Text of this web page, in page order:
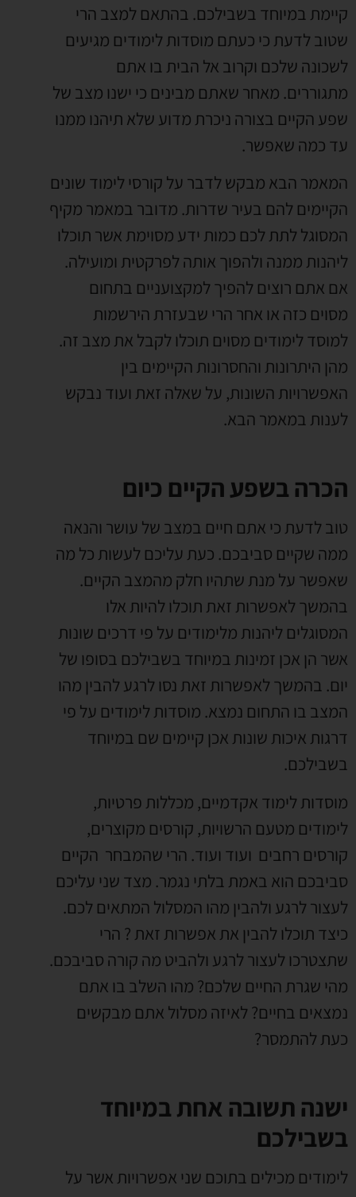
קיימת במיוחד בשבילכם. בהתאם למצב הרי
שטוב לדעת כי כעתם מוסדות לימודים מגיעים
לשכונה שלכם וקרוב אל הבית בו אתם
מתגוררים. מאחר שאתם מבינים כי ישנו מצב של
שפע הקיים בצורה ניכרת מדוע שלא תיהנו ממנו
עד כמה שאפשר.
המאמר הבא מבקש לדבר על קורסי לימוד שונים
הקיימים להם בעיר שדרות. מדובר במאמר מקיף
המסוגל לתת לכם כמות ידע מסוימת אשר תוכלו
ליהנות ממנה ולהפוך אותה לפרקטית ומועילה.
אם אתם רוצים להפיך למקצועניים בתחום
מסוים כזה או אחר הרי שבעזרת הירשמות
למוסד לימודים מסוים תוכלו לקבל את מצב זה.
מהן היתרונות והחסרונות הקיימים בין
האפשרויות השונות, על שאלה זאת ועוד נבקש
לענות במאמר הבא.
הכרה בשפע הקיים כיום
טוב לדעת כי אתם חיים במצב של עושר והנאה
ממה שקיים סביבכם. כעת עליכם לעשות כל מה
שאפשר על מנת שתהיו חלק מהמצב הקיים.
בהמשך לאפשרות זאת תוכלו להיות אלו
המסוגלים ליהנות מלימודים על פי דרכים שונות
אשר הן אכן זמינות במיוחד בשבילכם בסופו של
יום. בהמשך לאפשרות זאת נסו לרגע להבין מהו
המצב בו התחום נמצא. מוסדות לימודים על פי
דרגות איכות שונות אכן קיימים שם במיוחד
בשבילכם.
מוסדות לימוד אקדמיים, מכללות פרטיות,
לימודים מטעם הרשויות, קורסים מקוצרים,
קורסים רחבים ועוד ועוד. הרי שהמבחר הקיים
סביבכם הוא באמת בלתי נגמר. מצד שני עליכם
לעצור לרגע ולהבין מהו המסלול המתאים לכם.
כיצד תוכלו להבין את אפשרות זאת ? הרי
שתצטרכו לעצור לרגע ולהביט מה קורה סביבכם.
מהי שגרת החיים שלכם? מהו השלב בו אתם
נמצאים בחיים? לאיזה מסלול אתם מבקשים
כעת להתמסר?
ישנה תשובה אחת במיוחד
בשבילכם
לימודים מכילים בתוכם שני אפשרויות אשר על